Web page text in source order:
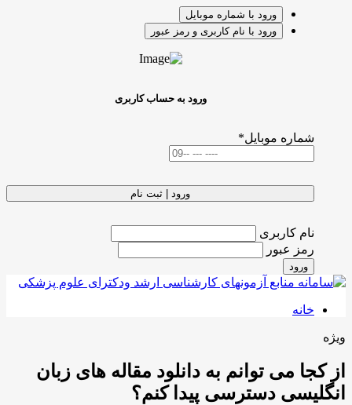
ورود با شماره موبایل
ورود با نام کاربری و رمز عبور
ورود به حساب کاربری
شماره موبایل*
ورود | ثبت نام
نام کاربری
رمز عبور
ورود
خانه
ویژه
از کجا می توانم به دانلود مقاله های زبان
انگلیسی دسترسی پیدا کنم؟